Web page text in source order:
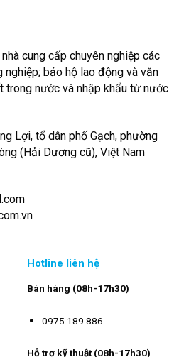
cung cấp chuyên nghiệp các
bảo hộ lao động và văn
trong nước và nhập khẩu từ nước
Lợi, tổ dân phố Gạch, phường
(Hải Dương cũ), Việt Nam
Hotline liên hệ
Bán hàng (08h-17h30)
0975 189 886
Hỗ trợ kỹ thuật (08h-17h30)